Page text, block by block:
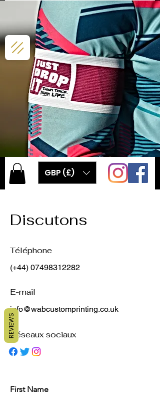
GBP (£)
Discutons
Téléphone
(+44) 07498312282
E-mail
info@wabcustomprinting.co.uk
Réseaux sociaux
First Name
REVIEWS